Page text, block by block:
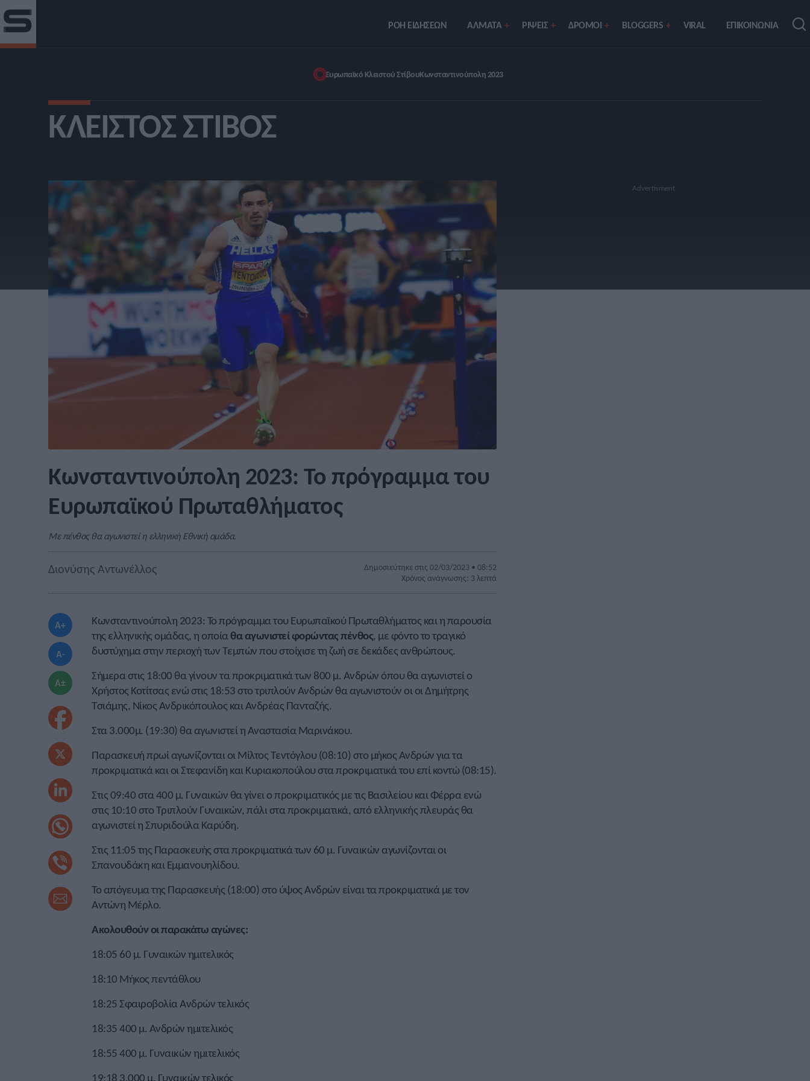
ΡΟΗ ΕΙΔΗΣΕΩΝ ΑΛΜΑΤΑ ΡIΨΕΙΣ ΔΡΟΜΟΙ BLOGGERS VIRAL ΕΠΙΚΟΙΝΩΝΙΑ
Ευρωπαϊκό Κλειστού ΣτίβουΚωνσταντινούπολη 2023
ΚΛΕΙΣΤΌΣ ΣΤΊΒΟΣ
Κωνσταντινούπολη 2023: Το πρόγραμμα του
Ευρωπαϊκού Πρωταθλήματος
Με πένθος θα αγωνιστεί η ελληνική Εθνική ομάδα.
Διονύσης Αντωνέλλος
Δημοσιεύτηκε στις 02/03/2023 • 08:52
Χρόνος ανάγνωσης: 3 λεπτά
A+
A-
A±
Κωνσταντινούπολη 2023: Το πρόγραμμα του Ευρωπαϊκού Πρωταθλήματος και η παρουσία
της ελληνικής ομάδας, η οποίαθα αγωνιστεί φορώντας πένθος, με φόντο το τραγικό
δυστύχημα στην περιοχή των Τεμπών που στοίχισε τη ζωή σε δεκάδες ανθρώπους.
Σήμερα στις 18:00 θα γίνουν τα προκριματικά των 800 μ. Ανδρών όπου θα αγωνιστεί ο
Χρήστος Κοτίτσας ενώ στις 18:53 στο τριπλούν Ανδρών θα αγωνιστούν οι οι Δημήτρης
Τσιάμης, Νίκος Ανδρικόπουλος και Ανδρέας Πανταζής.
Στα 3.000μ. (19:30) θα αγωνιστεί η Αναστασία Μαρινάκου.
Παρασκευή πρωί αγωνίζονται οι Μίλτος Τεντόγλου (08:10) στο μήκος Ανδρών για τα
προκριματικά και οι Στεφανίδη και Κυριακοπούλου στα προκριματικά του επί κοντώ (08:15).
Στις 09:40 στα 400 μ. Γυναικών θα γίνει ο προκριματικός με τις Βασιλείου και Φέρρα ενώ
στις 10:10 στο Τριπλούν Γυναικών, πάλι στα προκριματικά, από ελληνικής πλευράς θα
αγωνιστεί η Σπυριδούλα Καρύδη.
Στις 11:05 της Παρασκευής στα προκριματικά των 60 μ. Γυναικών αγωνίζονται οι
Σπανουδάκη και Εμμανουηλίδου.
Το απόγευμα της Παρασκευής (18:00) στο ύψος Ανδρών είναι τα προκριματικά με τον
Αντώνη Μέρλο.
Ακολουθούν οι παρακάτω αγώνες:
18:05 60 μ. Γυναικών ημιτελικός
18:10 Μήκος πεντάθλου
18:25 Σφαιροβολία Ανδρών τελικός
18:35 400 μ. Ανδρών ημιτελικός
18:55 400 μ. Γυναικών ημιτελικός
19:18 3.000 μ. Γυναικών τελικός